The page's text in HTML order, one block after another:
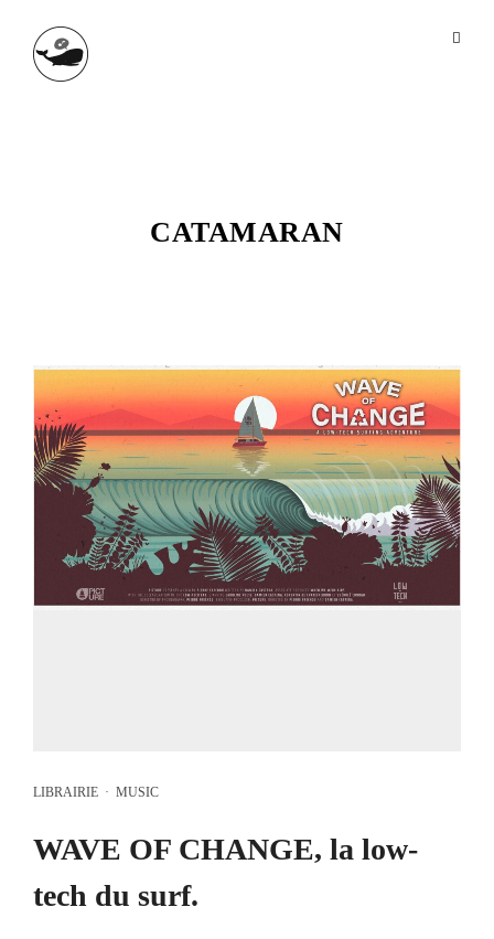
CATAMARAN
LIBRAIRIE · MUSIC
WAVE OF CHANGE, la low-
tech du surf.